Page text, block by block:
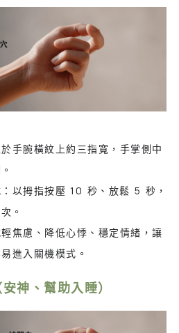
手腕橫紋上約三指寬，手掌側中
以拇指按壓 10 秒、放鬆 5 秒，
。
焦慮、降低心悸、穩定情緒，讓
進入關機模式。
神、幫助入睡）